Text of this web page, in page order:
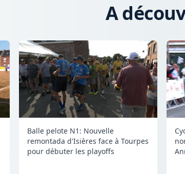
A
Balle pelote N1: Nouvelle
remontada d'Isières face à Tourpes
pour débuter les playoffs